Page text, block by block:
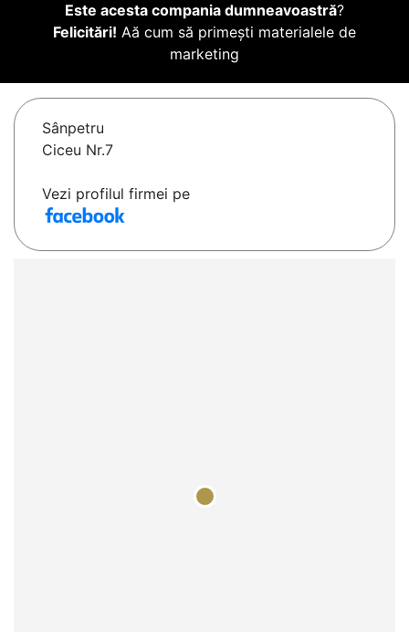
Este acesta compania dumneavoastră?
Felicitări! Aă cum să primești materialele de
marketing
Sânpetru
Ciceu Nr.7
Vezi profilul firmei pe